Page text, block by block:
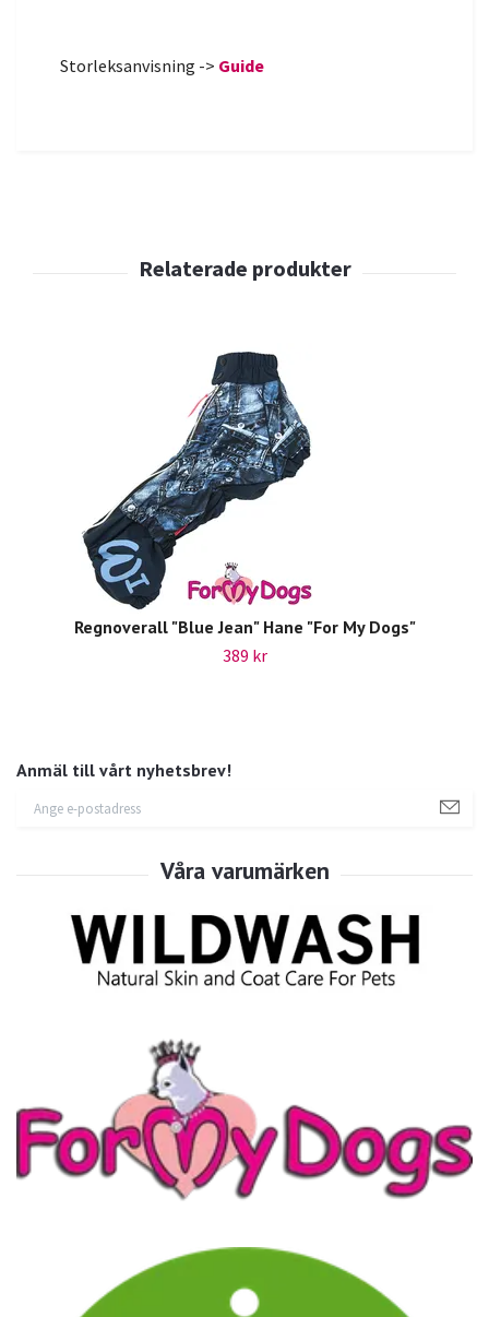
Anmäl till vårt nyhetsbrev!
Storleksanvisning -> Guide
Regnoverall "Blue Jean" Hane "For My Dogs"
389 kr